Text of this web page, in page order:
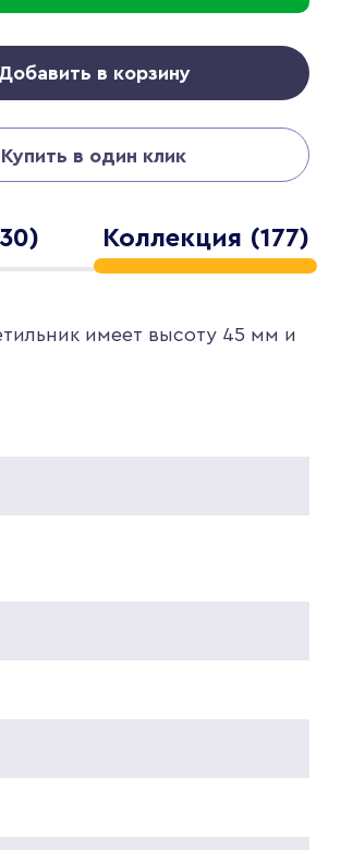
Добавить в корзину
Купить в один клик
Коллекция (177)
имеет высоту 45 мм и